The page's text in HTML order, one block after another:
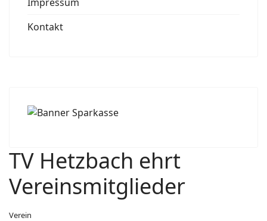
Kontakt
TV Hetzbach ehrt
Vereinsmitglieder
Verein